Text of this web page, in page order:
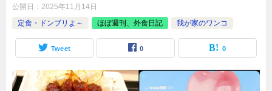
公開日： 2025年11月14日
定食・ドンブリよ～
ほぼ週刊、外食日記 我が家のワンコ
Tweet 0 0